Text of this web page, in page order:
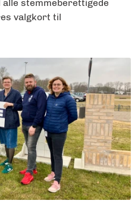
stemmeberettigede
valgkort til